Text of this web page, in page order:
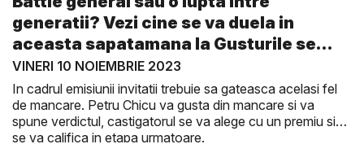
generatii? Vezi cine se va duela in
aceasta sapatamana la Gusturile se
Dis...
VINERI 10 NOIEMBRIE 2023
In cadrul emisiunii invitatii trebuie sa gateasca acelasi fel
de mancare. Petru Chicu va gusta din mancare si va
spune verdictul, castigatorul se va alege cu un premiu si
se va califica in etapa urmatoare.